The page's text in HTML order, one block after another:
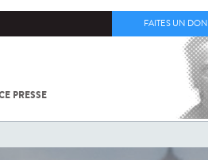
FAITES UN DON
PRESSE
COV-2 /
À